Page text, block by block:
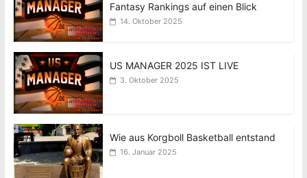
Fantasy Rankings auf einen Blick
14. Oktober 2025
US MANAGER 2025 IST LIVE
3. Oktober 2025
Wie aus Korgboll Basketball entstand
16. Januar 2025